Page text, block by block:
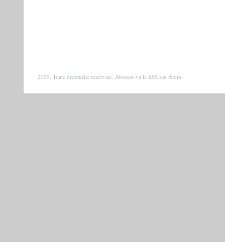
2009. Toate drepturile rezervate. Abonati-va la RSS sau Atom